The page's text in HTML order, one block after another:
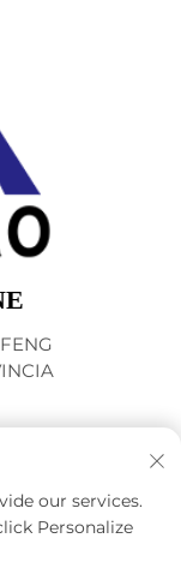
our services.
Personalize